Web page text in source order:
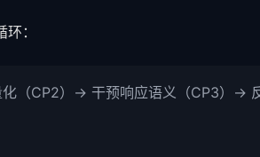
：
（CP2）→ 干预响应语义（CP3）→